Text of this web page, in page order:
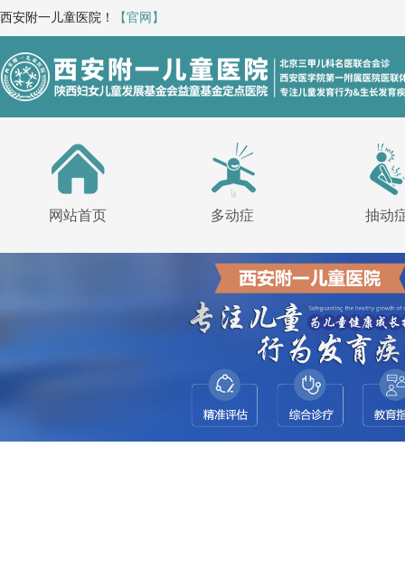
西安附一儿童医院！ 【官网】
网站首页 多动症 抽动